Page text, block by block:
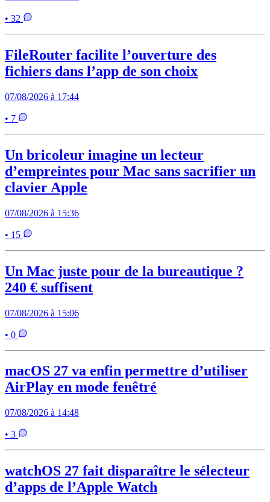
• 32
FileRouter facilite l’ouverture des
fichiers dans l’app de son choix
07/08/2026 à 17:44
• 7
Un bricoleur imagine un lecteur
d’empreintes pour Mac sans sacrifier un
clavier Apple
07/08/2026 à 15:36
• 15
Un Mac juste pour de la bureautique ?
240 € suffisent
07/08/2026 à 15:06
• 0
macOS 27 va enfin permettre d’utiliser
AirPlay en mode fenêtré
07/08/2026 à 14:48
• 3
watchOS 27 fait disparaître le sélecteur
d’apps de l’Apple Watch